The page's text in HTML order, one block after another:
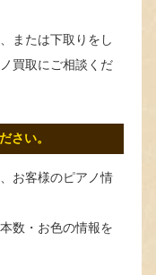
または下取りをし
買取にご相談くだ
さい。
お客様のピアノ情
数・お色の情報を